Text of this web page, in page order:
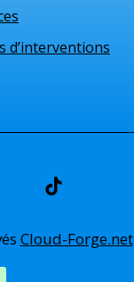
d’interventions
Cloud-Forge.net